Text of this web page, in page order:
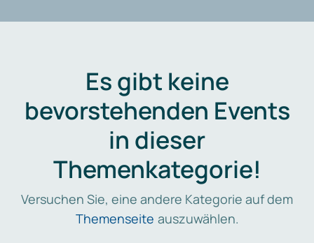
Es gibt keine
bevorstehenden Events
in dieser
Themenkategorie!
Versuchen Sie, eine andere Kategorie auf dem
Themenseite auszuwählen.